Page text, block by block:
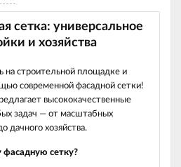
сетка: универсальное
и хозяйства
на строительной площадке и
современной фасадной сетки!
высококачественные
задач — от масштабных
дачного хозяйства.
сетку?